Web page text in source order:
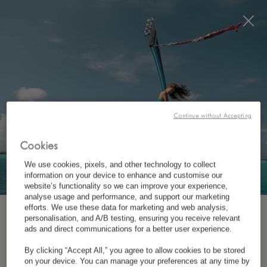
to enhance your experience
and make your visit easier and more comfortable.
ЗАБРОНИРОВАТЬ
БЕСПЛАТНАЯ ОТМЕНА
КОНТАКТЫ
ПОДПИСКА НА РАССЫЛКУ
Имя*
Cookies
We use cookies, pixels, and other technology to collect
information on your device to enhance and customise our
website’s functionality so we can improve your experience,
analyse usage and performance, and support our marketing
efforts. We use these data for marketing and web analysis,
personalisation, and A/B testing, ensuring you receive relevant
ads and direct communications for a better user experience.
By clicking “Accept All,” you agree to allow cookies to be stored
on your device. You can manage your preferences at any time by
Continue without Accepting